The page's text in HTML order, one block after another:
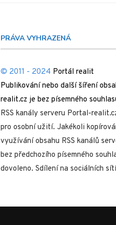
PRÁVA VYHRAZENÁ
© 2011 - 2024 Portál realit
Publikování nebo další šíření
realit.cz je bez písemného
RSS kanály serveru Portal-
pro osobní užití. Jakékoli
využívání obsahu RSS kanálů
bez předchozího písemného
dovoleno. Sdílení na sociálních